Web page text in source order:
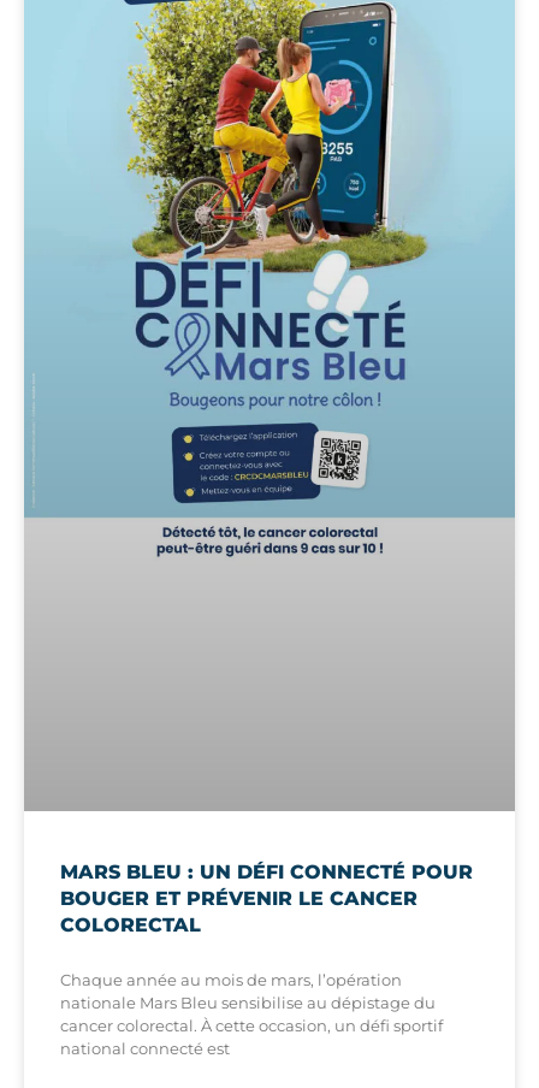
MARS BLEU : UN DÉFI CONNECTÉ POUR
BOUGER ET PRÉVENIR LE CANCER
COLORECTAL
Chaque année au mois de mars, l’opération
nationale Mars Bleu sensibilise au dépistage du
cancer colorectal. À cette occasion, un défi sportif
national connecté est